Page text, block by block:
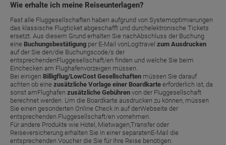
Wie erhalte ich meine Reiseunterlagen?
Fast alle Fluggesellschaften haben aufgrund von Systemoptimierungen
das klassische Flugticket abgeschafft und durchelektronische Tickets
ersetzt. Aus diesem Grund erhalten Sie nachAbschluss der Buchung
eine Buchungsbestätigung per E-Mail vonLogitravel zum Ausdrucken
auf der Sie den/die Buchungscode/s der
entsprechendenFluggesellschaft/en finden und welche Sie beim
Einchecken am Flughafenvorzeigen müssen.
Bei einigen Billigflug/LowCost Gesellschaften müssen Sie darauf
achten ob eine zusätzliche Vorlage einer Boardkarte erforderlich ist, da
sonst amFlughafen zusätzliche Gebühren von der Fluggesellschaft
berechnet werden. Um die Boardkarte ausdrucken zu können, müssen
Sie einen gesonderten Online Check In auf derWebseite der
entsprechenden Fluggesellschaft/en vornehmen.
Für andere Produkte wie Hotel, Mietwagen,Transfer oder
Reiseversicherung erhalten Sie in einer separatenE-Mail die
entsprechenden Voucher die Sie für Ihre Reise benötigen.